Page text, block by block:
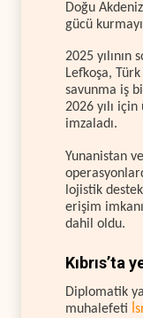
Doğu
gücü
2025 yılının
Lefkoşa,
savunma iş
2026 yılı
imzaladı.
Yunanistan
lojistik
erişim
dahil oldu.
Kıbrıs’ta
Diplomatik
muhalefeti